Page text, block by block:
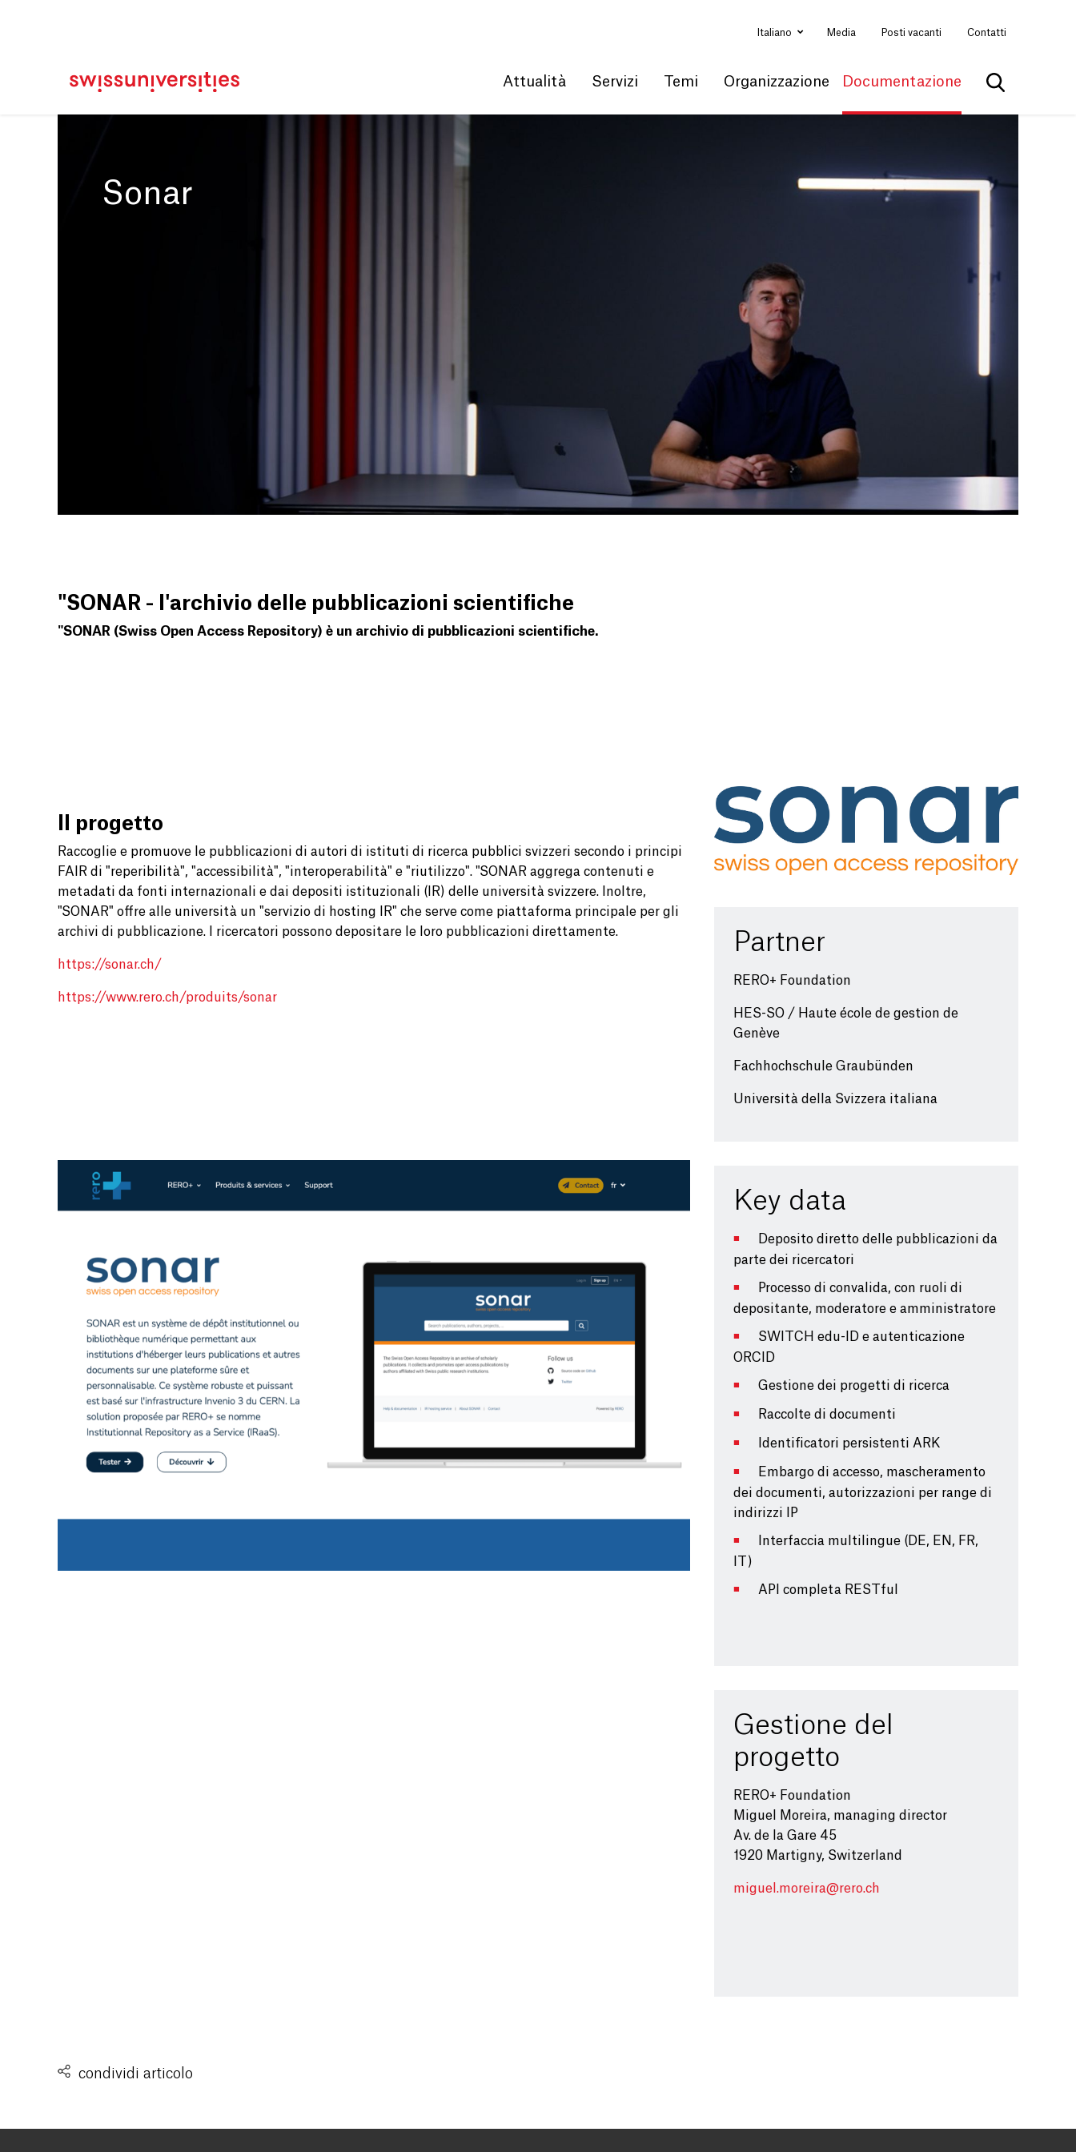
Mappa del sito
Italiano Media Posti vacanti Contatti
Attualità Servizi Temi Organizzazione Documentazione
Mostra la
Sonar
"SONAR - l'archivio delle pubblicazioni scientifiche
"SONAR (Swiss Open Access Repository) è un archivio di pubblicazioni scientifiche.
Il progetto
Raccoglie e promuove le pubblicazioni di autori di istituti di ricerca pubblici svizzeri secondo i principi
FAIR di "reperibilità", "accessibilità", "interoperabilità" e "riutilizzo". "SONAR aggrega contenuti e
metadati da fonti internazionali e dai depositi istituzionali (IR) delle università svizzere. Inoltre,
"SONAR" offre alle università un "servizio di hosting IR" che serve come piattaforma principale per gli
archivi di pubblicazione. I ricercatori possono depositare le loro pubblicazioni direttamente.
https://sonar.ch/
https://www.rero.ch/produits/sonar
Partner
RERO+ Foundation
HES-SO / Haute école de gestion de
Genève
Fachhochschule Graubünden
Università della Svizzera italiana
Key data
Deposito diretto delle pubblicazioni da
parte dei ricercatori
Processo di convalida, con ruoli di
depositante, moderatore e amministratore
SWITCH edu-ID e autenticazione
ORCID
Gestione dei progetti di ricerca
Raccolte di documenti
Identificatori persistenti ARK
Embargo di accesso, mascheramento
dei documenti, autorizzazioni per range di
indirizzi IP
Interfaccia multilingue (DE, EN, FR,
IT)
API completa RESTful
Gestione del
progetto
RERO+ Foundation
Miguel Moreira, managing director
Av. de la Gare 45
1920 Martigny, Switzerland
miguel.moreira@rero.ch
condividi articolo